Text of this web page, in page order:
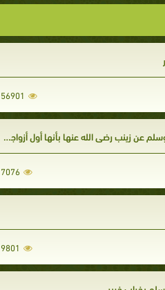
56901
عن زينب رضي الله عنها بأنها أول أزواجه لحوقاً به
7076
9801